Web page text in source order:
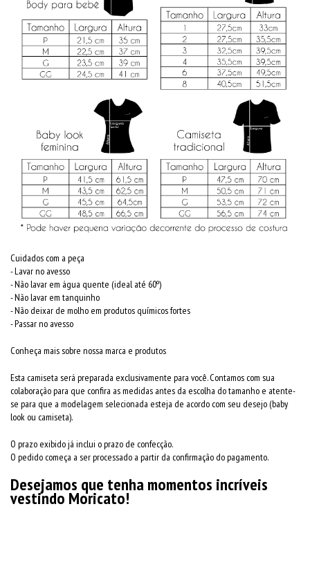
Cuidados com a peça
- Lavar no avesso
- Não lavar em água quente (ideal até 60º)
- Não lavar em tanquinho
- Não deixar de molho em produtos químicos fortes
- Passar no avesso
Conheça mais sobre nossa marca e produtos
Esta camiseta será preparada exclusivamente para você. Contamos com sua
colaboração para que confira as medidas antes da escolha do tamanho e atente-
se para que a modelagem selecionada esteja de acordo com seu desejo (baby
look ou camiseta).
O prazo exibido já inclui o prazo de confecção.
O pedido começa a ser processado a partir da confirmação do pagamento.
Desejamos que tenha momentos incríveis
vestindo Moricato!